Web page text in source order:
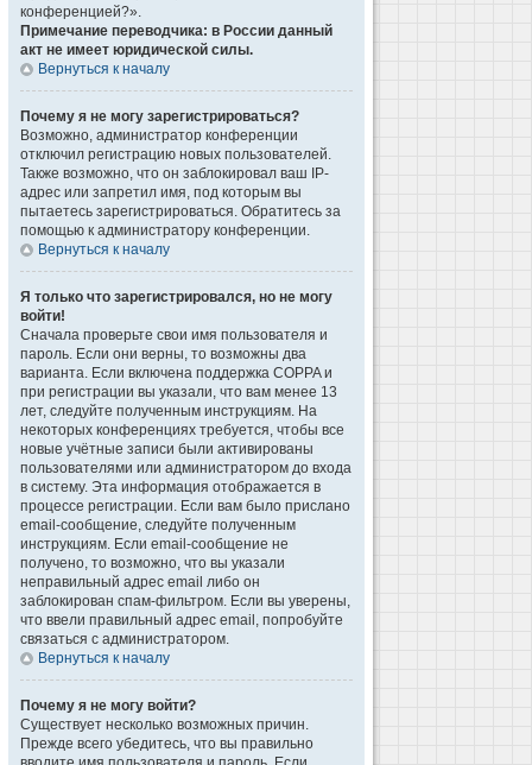
конференцией?».
Примечание переводчика: в России данный
акт не имеет юридической силы.
Вернуться к началу
Почему я не могу зарегистрироваться?
Возможно, администратор конференции
отключил регистрацию новых пользователей.
Также возможно, что он заблокировал ваш IP-
адрес или запретил имя, под которым вы
пытаетесь зарегистрироваться. Обратитесь за
помощью к администратору конференции.
Вернуться к началу
Я только что зарегистрировался, но не могу
войти!
Сначала проверьте свои имя пользователя и
пароль. Если они верны, то возможны два
варианта. Если включена поддержка COPPA и
при регистрации вы указали, что вам менее 13
лет, следуйте полученным инструкциям. На
некоторых конференциях требуется, чтобы все
новые учётные записи были активированы
пользователями или администратором до входа
в систему. Эта информация отображается в
процессе регистрации. Если вам было прислано
email-сообщение, следуйте полученным
инструкциям. Если email-сообщение не
получено, то возможно, что вы указали
неправильный адрес email либо он
заблокирован спам-фильтром. Если вы уверены,
что ввели правильный адрес email, попробуйте
связаться с администратором.
Вернуться к началу
Почему я не могу войти?
Существует несколько возможных причин.
Прежде всего убедитесь, что вы правильно